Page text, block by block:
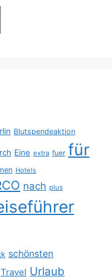
Blutspendeaktion
Eine extra fuer für
Hotels
nach plus
schönsten
Travel Urlaub